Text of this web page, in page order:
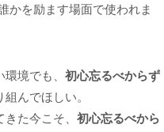
かを励ます場面で使われま
環境でも、初心忘るべからず
組んでほしい。
きた今こそ、初心忘るべから